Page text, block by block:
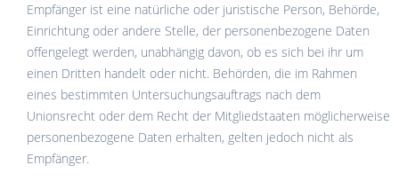
Empfänger ist eine natürliche oder juristische Person, Behörde,
Einrichtung oder andere Stelle, der personenbezogene Daten
offengelegt werden, unabhängig davon, ob es sich bei ihr um
einen Dritten handelt oder nicht. Behörden, die im Rahmen
eines bestimmten Untersuchungsauftrags nach dem
Unionsrecht oder dem Recht der Mitgliedstaaten möglicherweise
personenbezogene Daten erhalten, gelten jedoch nicht als
Empfänger.